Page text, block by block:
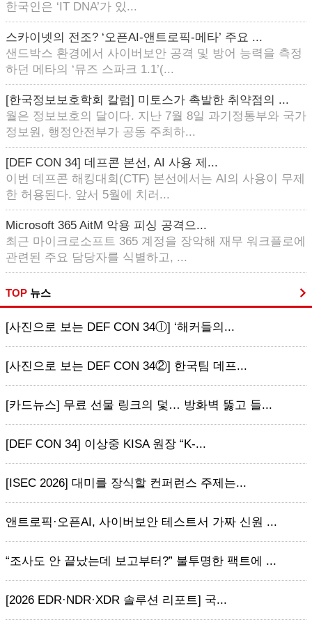
한국인은 ‘IT DNA’가 있...
스카이넷의 전조? ‘오픈AI-앤트로픽-메타’ 주요 ...
샌드박스 환경에서 사이버보안 공격 및 방어 능력을 측정
하던 메타의 ‘뮤즈 스파크 1.1’(...
[한국정보보호학회 칼럼] 미토스가 촉발한 취약점의 ...
월은 정보보호의 달이다. 지난 7월 8일 과기정통부와 국가
정보원, 행정안전부가 공동 주최하...
[DEF CON 34] 데프콘 본선, AI 사용 제...
이번 데프콘 해킹대회(CTF) 본선에서는 AI의 사용이 무제
한 허용된다. 앞서 5월에 치러...
Microsoft 365 AitM 악용 피싱 공격으...
최근 마이크로소프트 365 계정을 장악해 재무 워크플로에
관련된 주요 담당자를 식별하고, ...
TOP 뉴스
[사진으로 보는 DEF CON 34ⓛ] ‘해커들의...
[사진으로 보는 DEF CON 34②] 한국팀 데프...
[카드뉴스] 무료 선물 링크의 덫… 방화벽 뚫고 들...
[DEF CON 34] 이상중 KISA 원장 “K-...
[ISEC 2026] 대미를 장식할 컨퍼런스 주제는...
앤트로픽·오픈AI, 사이버보안 테스트서 가짜 신원 ...
“조사도 안 끝났는데 보고부터?” 불투명한 팩트에 ...
[2026 EDR·NDR·XDR 솔루션 리포트] 국...